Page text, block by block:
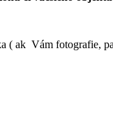
( ak Vám fotografie,